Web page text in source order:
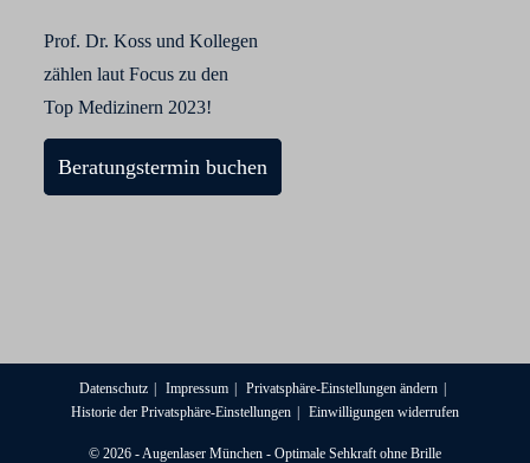
Prof. Dr. Koss und Kollegen
zählen laut Focus zu den
Top Medizinern 2023!
Beratungstermin buchen
Datenschutz Impressum
Privatsphäre-Einstellungen ändern
Historie der Privatsphäre-Einstellungen
Einwilligungen widerrufen
© 2026 - Augenlaser München - Optimale Sehkraft ohne Brille